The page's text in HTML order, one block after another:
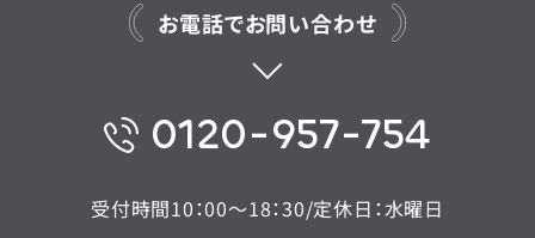
お電話でお問い合わせ
0120-957-754
受付時間10：00〜18：30/定休日：水曜日